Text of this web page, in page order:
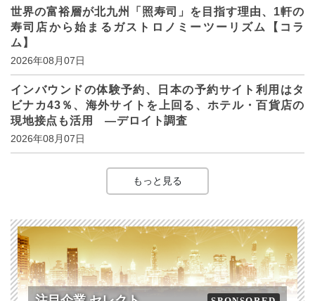
世界の富裕層が北九州「照寿司」を目指す理由、1軒の
寿司店から始まるガストロノミーツーリズム【コラ
ム】
2026年08月07日
インバウンドの体験予約、日本の予約サイト利用はタ
ビナカ43％、海外サイトを上回る、ホテル・百貨店の
現地接点も活用 ―デロイト調査
2026年08月07日
もっと見る